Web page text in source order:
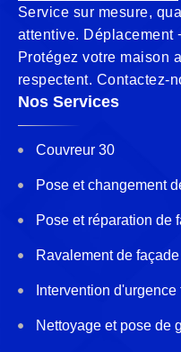
Service sur mesure,
attentive. Déplacement
Protégez votre maison
respectent. Contactez-
Nos Services
Couvreur 30
Pose et changement
Pose et réparation de
Ravalement de
Intervention
Nettoyage et pose de